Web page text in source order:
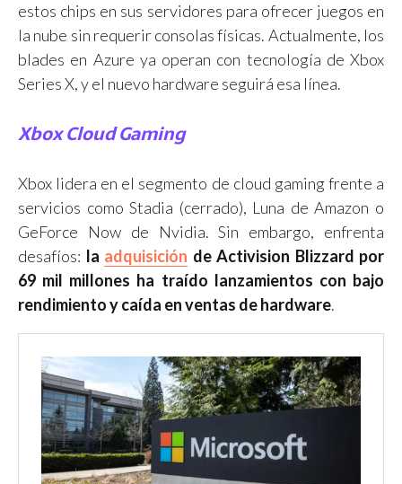
estos chips en sus servidores para ofrecer juegos en
la nube sin requerir consolas físicas. Actualmente, los
blades en Azure ya operan con tecnología de Xbox
Series X, y el nuevo hardware seguirá esa línea.
Xbox Cloud Gaming
Xbox lidera en el segmento de cloud gaming frente a
servicios como Stadia (cerrado), Luna de Amazon o
GeForce Now de Nvidia. Sin embargo, enfrenta
desafíos: la adquisición de Activision Blizzard por
69 mil millones ha traído lanzamientos con bajo
rendimiento y caída en ventas de hardware.